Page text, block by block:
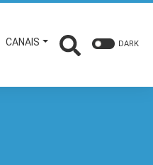
CANAIS DARK